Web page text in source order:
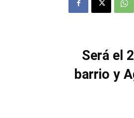
Será el
barrio y